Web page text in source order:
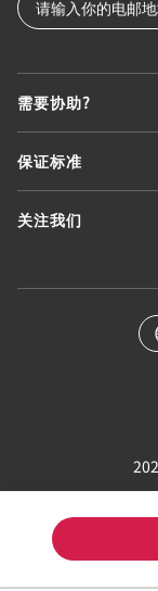
需要协助?
保证标准
关注我们